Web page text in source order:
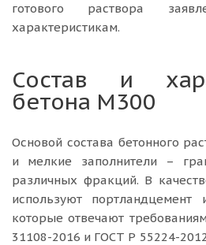
готового раствора
характеристикам.
Состав и
бетона М300
Основой состава бетонного
и мелкие заполнители –
различных фракций. В
используют портландцемент
которые отвечают
31108-2016 и ГОСТ Р 55224-